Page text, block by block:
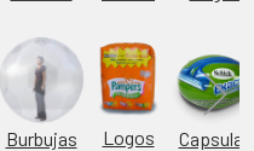
Burbujas Logos Capsulas